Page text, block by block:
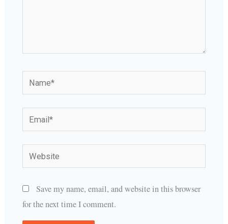
Name*
Email*
Website
Save my name, email, and website in this browser
for the next time I comment.